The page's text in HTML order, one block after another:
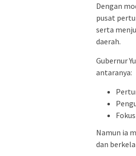
Dengan
pusat
serta
daerah.
Gubernur
antaranya:
Namun ia
dan